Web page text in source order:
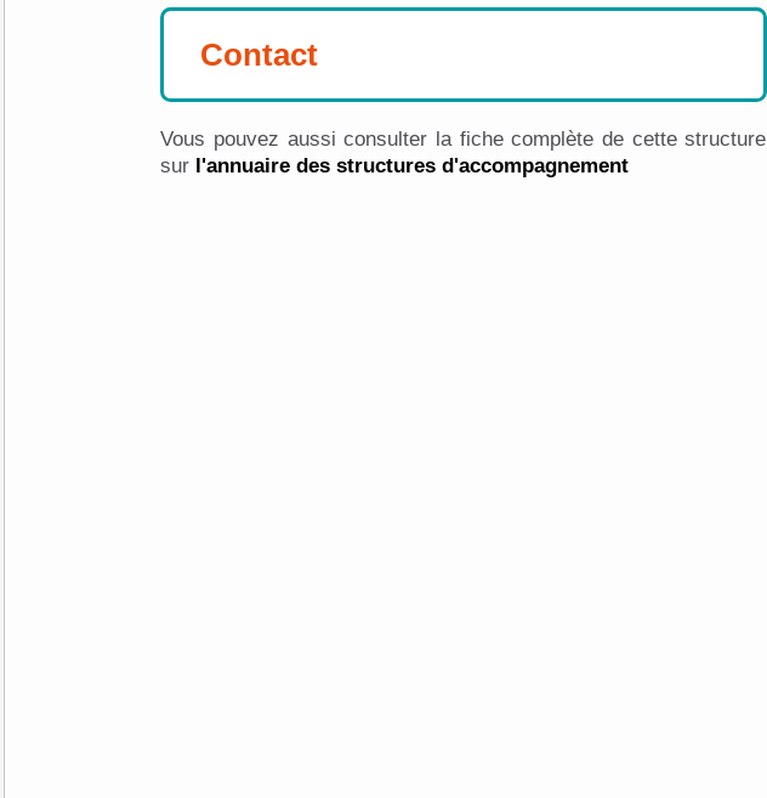
Contact
Vous pouvez aussi consulter la fiche complète de cette structure
sur l'annuaire des structures d'accompagnement